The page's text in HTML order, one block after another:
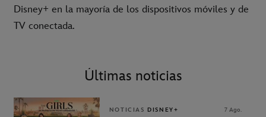
Disney+ en la mayoría de los dispositivos móviles y de
TV conectada.
Últimas noticias
NOTICIAS DISNEY+ 7 Ago.